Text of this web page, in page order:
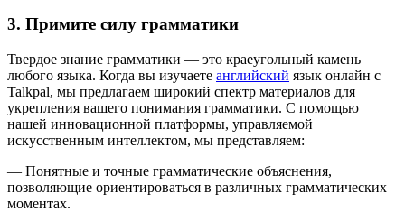
3. Примите силу грамматики
Твердое знание грамматики — это краеугольный камень
любого языка. Когда вы изучаете английский язык онлайн с
Talkpal, мы предлагаем широкий спектр материалов для
укрепления вашего понимания грамматики. С помощью
нашей инновационной платформы, управляемой
искусственным интеллектом, мы представляем:
— Понятные и точные грамматические объяснения,
позволяющие ориентироваться в различных грамматических
моментах.